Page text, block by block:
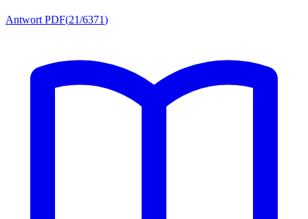
Antwort PDF(21/6371)